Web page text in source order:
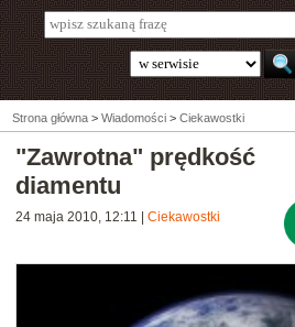
Strona główna > Wiadomości > Ciekawostki
"Zawrotna" prędkość
diamentu
24 maja 2010, 12:11 Ciekawostki